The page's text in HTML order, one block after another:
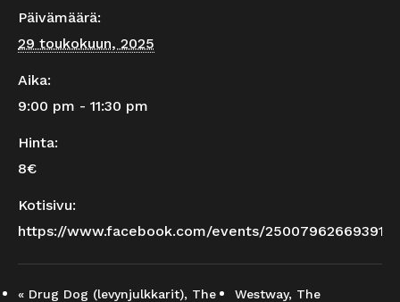
Päivämäärä:
29 toukokuun, 2025
Aika:
9:00 pm - 11:30 pm
Hinta:
8€
Kotisivu:
https://www.facebook.com/events/2500796266939136
« Drug Dog (levynjulkkarit), The
Westway, The